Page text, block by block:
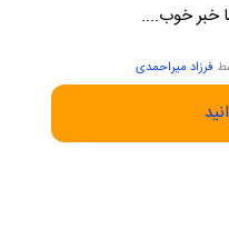
خبر خوب....
فرزاد میراحمدی